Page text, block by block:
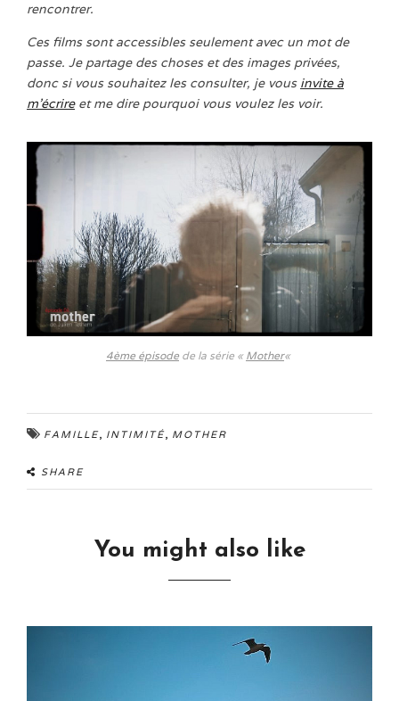
rencontrer.
Ces films sont accessibles seulement avec un mot de
passe. Je partage des choses et des images privées,
donc si vous souhaitez les consulter, je vous invite à
m’écrireet me dire pourquoi vous voulez les voir.
4ème épisode de la série « Mother«
FAMILLE, INTIMITÉ, MOTHER
SHARE
You might also like